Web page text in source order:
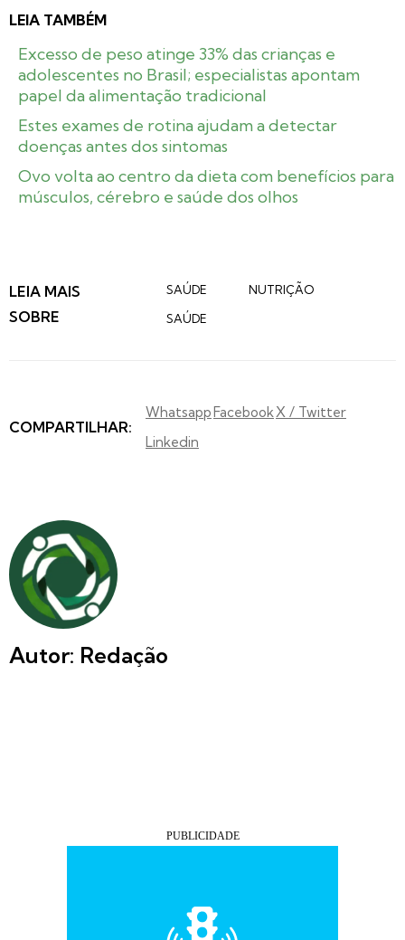
LEIA TAMBÉM
Excesso de peso atinge 33% das crianças e
adolescentes no Brasil; especialistas apontam
papel da alimentação tradicional
Estes exames de rotina ajudam a detectar
doenças antes dos sintomas
Ovo volta ao centro da dieta com benefícios para
músculos, cérebro e saúde dos olhos
LEIA MAIS
SOBRE
SAÚDE
NUTRIÇÃO
SAÚDE
COMPARTILHAR:
WhatsappFacebookX / Twitter
Linkedin
Autor: Redação